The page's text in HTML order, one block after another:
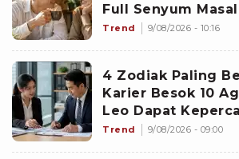
Full Senyum
Scorpio Awas
Trend 9/08/2026 - 10:16
4 Zodiak Paling
Karier Besok 10
Leo Dapat
Makin
Trend 9/08/2026 - 09:00